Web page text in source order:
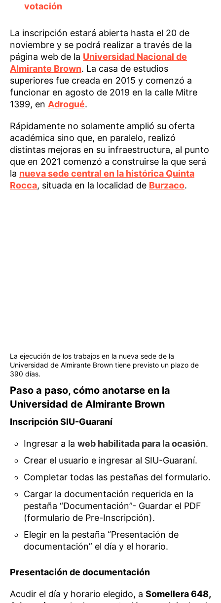
votación
La inscripción estará abierta hasta el 20 de
noviembre y se podrá realizar a través de la
página web de la Universidad Nacional de
Almirante Brown. La casa de estudios
superiores fue creada en 2015 y comenzó a
funcionar en agosto de 2019 en la calle Mitre
1399, en Adrogué.
Rápidamente no solamente amplió su oferta
académica sino que, en paralelo, realizó
distintas mejoras en su infraestructura, al punto
que en 2021 comenzó a construirse la que será
la nueva sede central en la histórica Quinta
Rocca, situada en la localidad de Burzaco.
La ejecución de los trabajos en la nueva sede de la
Universidad de Almirante Brown tiene previsto un plazo de
390 días.
Paso a paso, cómo anotarse en la
Universidad de Almirante Brown
Inscripción SIU-Guaraní
Ingresar a la web habilitada para la ocasión.
Crear el usuario e ingresar al SIU-Guaraní.
Completar todas las pestañas del formulario.
Cargar la documentación requerida en la
pestaña “Documentación”- Guardar el PDF
(formulario de Pre-Inscripción).
Elegir en la pestaña “Presentación de
documentación” el día y el horario.
Presentación de documentación
Acudir el día y horario elegido, a Somellera 648,